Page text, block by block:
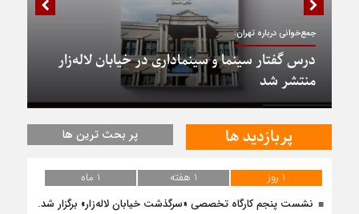
جمع‌خوانی درباره تهران:
درس گفتار سینما و سینماداری در خیابان لاله‌زار
منتشر شد
پربازدید ها پر بحث ترین ها
1 روز 1 هفته
1 ماه
نشست پنجم کارگاه تخصصی «سرگذشت خیابان لاله‌زار» برگزار شد.